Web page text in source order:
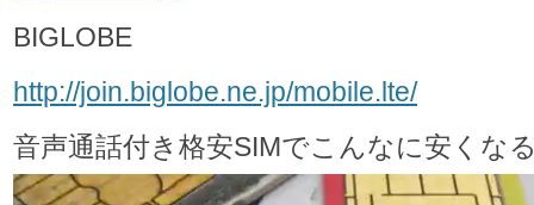
BIGLOBE
http://join.biglobe.ne.jp/mobile.lte/
音声通話付き格安SIMでこんなに安くな